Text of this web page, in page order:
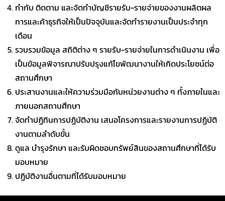
กำกับ ติดตาม และจัดทำบัญชีรายรับ-รายจ่ายของงานผลิตผล
การและค้าธุรกิจให้เป็นปัจจุบันและจัดทำรายงานเป็นประจำทุก
เดือน
รวบรวมข้อมูล สถิติต่าง ๆ รายรับ-รายจ่ายในการดำเนินงาน เพื่อ
เป็นข้อมูลพิจารณาปรับปรุงแก้ไขพัฒนางานให้เกิดประโยชน์ต่อ
สถานศึกษา
ประสานงานและให้ความร่วมมือกับหน่วยงานต่าง ๆ ทั้งภายในและ
ภายนอกสถานศึกษา
จัดทำปฏิทินการปฏิบัติงาน เสนอโครงการและรายงานการปฏิบัติ
งานตามลำดับขั้น
ดูแล บำรุงรักษา และรับผิดชอบทรัพย์สินของสถานศึกษาที่ได้รับ
มอบหมาย
ปฏิบัติงานอื่นตามที่ได้รับมอบหมาย